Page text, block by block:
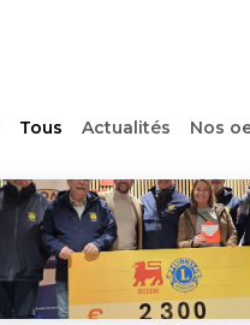
Tous Actualités Nos